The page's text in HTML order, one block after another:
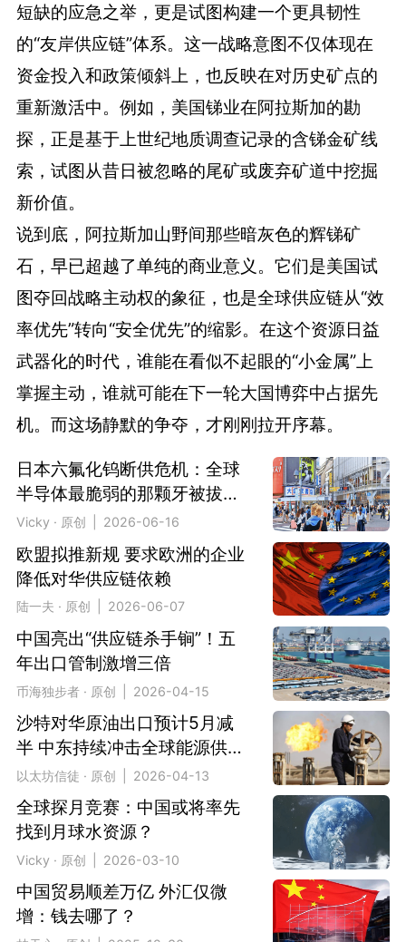
短缺的应急之举，更是试图构建一个更具韧性
的“友岸供应链”体系。这一战略意图不仅体现在
资金投入和政策倾斜上，也反映在对历史矿点的
重新激活中。例如，美国锑业在阿拉斯加的勘
探，正是基于上世纪地质调查记录的含锑金矿线
索，试图从昔日被忽略的尾矿或废弃矿道中挖掘
新价值。
说到底，阿拉斯加山野间那些暗灰色的辉锑矿
石，早已超越了单纯的商业意义。它们是美国试
图夺回战略主动权的象征，也是全球供应链从“效
率优先”转向“安全优先”的缩影。在这个资源日益
武器化的时代，谁能在看似不起眼的“小金属”上
掌握主动，谁就可能在下一轮大国博弈中占据先
机。而这场静默的争夺，才刚刚拉开序幕。
日本六氟化钨断供危机：全球
半导体最脆弱的那颗牙被拔掉
了？
Vicky · 原创 | 2026-06-16
欧盟拟推新规 要求欧洲的企业
降低对华供应链依赖
陆一夫 · 原创 | 2026-06-07
中国亮出“供应链杀手锏”！五
年出口管制激增三倍
币海独步者 · 原创 | 2026-04-15
沙特对华原油出口预计5月减
半 中东持续冲击全球能源供应
链
以太坊信徒 · 原创 | 2026-04-13
全球探月竞赛：中国或将率先
找到月球水资源？
Vicky · 原创 | 2026-03-10
中国贸易顺差万亿 外汇仅微
增：钱去哪了？